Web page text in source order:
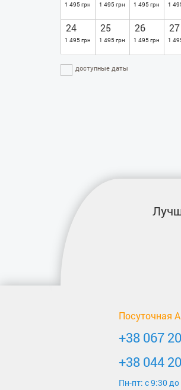
1 495 грн 1 495 грн 1 495 грн 1
24
1 495 грн
25
1 495 грн
26
1 495 грн
27
1
доступные даты
Посуточная
+38 067
+38 044
Пн-пт: c 9:30